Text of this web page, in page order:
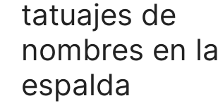
tatuajes de
nombres en la
espalda